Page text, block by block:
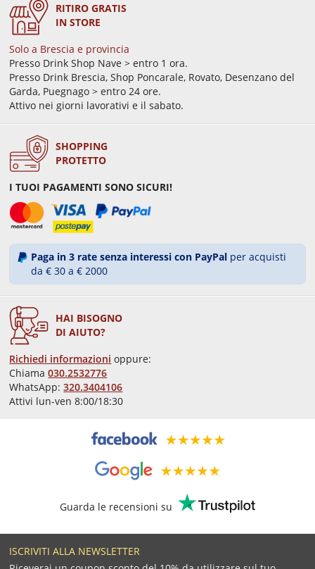
RITIRO GRATIS
IN STORE
Solo a Brescia e provincia
Presso Drink Shop Nave > entro 1 ora.
Presso Drink Brescia, Shop Poncarale, Rovato, Desenzano del
Garda, Puegnago > entro 24 ore.
Attivo nei giorni lavorativi e il sabato.
SHOPPING
PROTETTO
I TUOI PAGAMENTI SONO SICURI!
Paga in 3 rate senza interessi con PayPal per acquisti
da € 30 a € 2000
HAI BISOGNO
DI AIUTO?
Richiedi informazioni oppure:
Chiama030.2532776
WhatsApp:320.3404106
Attivi lun-ven 8:00/18:30
Guarda le recensioni su
ISCRIVITI ALLA NEWSLETTER